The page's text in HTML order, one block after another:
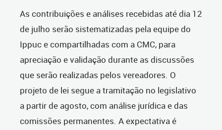
As contribuições e análises recebidas até dia 12
de julho serão sistematizadas pela equipe do
Ippuc e compartilhadas com a CMC, para
apreciação e validação durante as discussões
que serão realizadas pelos vereadores. O
projeto de lei segue a tramitação no legislativo
a partir de agosto, com análise jurídica e das
comissões permanentes. A expectativa é